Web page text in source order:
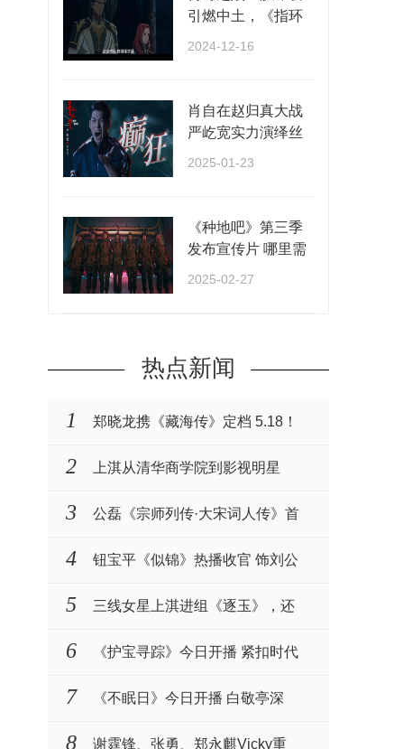
引燃中土，《指环
2024-12-16
肖自在赵归真大战
严屹宽实力演绎丝
2025-01-23
《种地吧》第三季
发布宣传片 哪里需
2025-02-27
热点新闻
1 郑晓龙携《藏海传》定档 5.18！
肖战张婧仪演绎权谋与···
2 上淇从清华商学院到影视明星
3 公磊《宗师列传·大宋词人传》首
播 化身名相一同见···
4 钮宝平《似锦》热播收官 饰刘公
公衷心护主演技获赞
5 三线女星上淇进组《逐玉》，还
被赵樱子力挺
6 《护宝寻踪》今日开播 紧扣时代
主题致敬文保工作者
7 《不眠日》今日开播 白敬亭深
陷“五限循环”全员入局···
8 谢霆锋、张勇、郑永麒Vicky重